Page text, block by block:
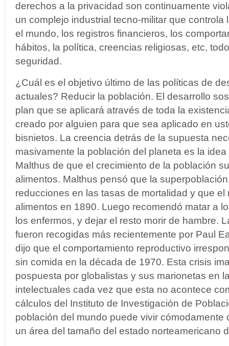
derechos a la privacidad son continuamente
un complejo industrial tecno-militar que controla
el mundo, los registros financieros, los
hábitos, la política, creencias religiosas, etc,
seguridad.
¿Cuál es el objetivo último de las políticas de
actuales? Reducir la población. El desarrollo
plan que se aplicará através de toda la
creado por alguien para que sea aplicado en
bisnietos. La creencia detrás de la supuesta
masivamente la población del planeta es la
Malthus de que el crecimiento de la población
alimentos. Malthus pensó que la
reducciones en las tasas de mortalidad y que
alimentos en 1890. Luego recomendó matar a
los enfermos, y dejar el resto morir de hambre.
fueron recogidas más recientemente por Paul
dijo que el comportamiento reproductivo
sin comida en la década de 1970. Esta crisis
pospuesta por globalistas y sus marionetas en
intelectuales cada vez que esta no acontece
cálculos del Instituto de Investigación de
población del mundo puede vivir cómodamente
un área del tamaño del estado norteamericano